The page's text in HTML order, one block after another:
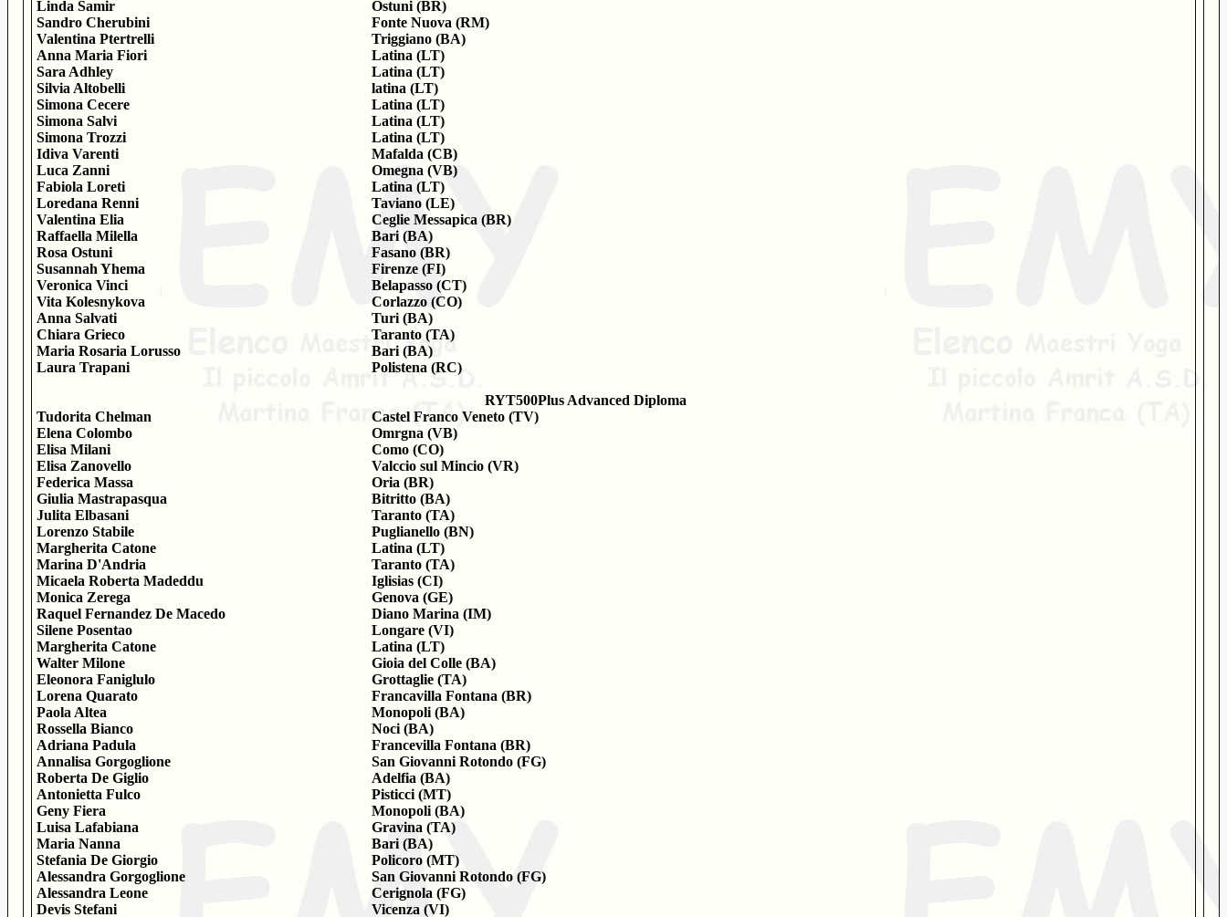
Linda Samir
Ostuni (BR)
Sandro Cherubini
Fonte Nuova (RM)
Valentina Ptertrelli
Triggiano (BA)
Anna Maria Fiori
Latina (LT)
Sara Adhley
Latina (LT)
Silvia Altobelli
latina (LT)
Simona Cecere
Latina (LT)
Simona Salvi
Latina (LT)
Simona Trozzi
Latina (LT)
Idiva Varenti
Mafalda (CB)
Luca Zanni
Omegna (VB)
Fabiola Loreti
Latina (LT)
Loredana Renni
Taviano (LE)
Valentina Elia
Ceglie Messapica (BR)
Raffaella Milella
Bari (BA)
Rosa Ostuni
Fasano (BR)
Susannah Yhema
Firenze (FI)
Veronica Vinci
Belapasso (CT)
Vita Kolesnykova
Corlazzo (CO)
Anna Salvati
Turi (BA)
Chiara Grieco
Taranto (TA)
Maria Rosaria Lorusso
Bari (BA)
Laura Trapani
Polistena (RC)
RYT500Plus Advanced Diploma
Tudorita Chelman
Castel Franco Veneto (TV)
Elena Colombo
Omrgna (VB)
Elisa Milani
Como (CO)
Elisa Zanovello
Valccio sul Mincio (VR)
Federica Massa
Oria (BR)
Giulia Mastrapasqua
Bitritto (BA)
Julita Elbasani
Taranto (TA)
Lorenzo Stabile
Puglianello (BN)
Margherita Catone
Latina (LT)
Marina D'Andria
Taranto (TA)
Micaela Roberta Madeddu
Iglisias (CI)
Monica Zerega
Genova (GE)
Raquel Fernandez De Macedo
Diano Marina (IM)
Silene Posentao
Longare (VI)
Margherita Catone
Latina (LT)
Walter Milone
Gioia del Colle (BA)
Eleonora Faniglulo
Grottaglie (TA)
Lorena Quarato
Francavilla Fontana (BR)
Paola Altea
Monopoli (BA)
Rossella Bianco
Noci (BA)
Adriana Padula
Francevilla Fontana (BR)
Annalisa Gorgoglione
San Giovanni Rotondo (FG)
Roberta De Giglio
Adelfia (BA)
Antonietta Fulco
Pisticci (MT)
Geny Fiera
Monopoli (BA)
Luisa Lafabiana
Gravina (TA)
Maria Nanna
Bari (BA)
Stefania De Giorgio
Policoro (MT)
Alessandra Gorgoglione
San Giovanni Rotondo (FG)
Alessandra Leone
Cerignola (FG)
Devis Stefani
Vicenza (VI)